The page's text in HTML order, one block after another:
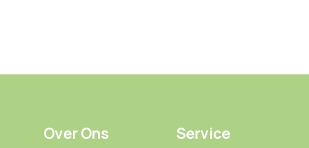
Over Ons Service